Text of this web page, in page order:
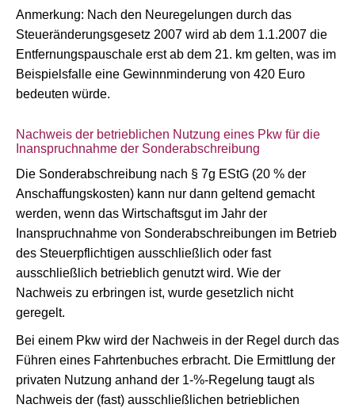
Anmerkung: Nach den Neuregelungen durch das
Steueränderungsgesetz 2007 wird ab dem 1.1.2007 die
Entfernungspauschale erst ab dem 21. km gelten, was im
Beispielsfalle eine Gewinnminderung von 420 Euro
bedeuten würde.
Nachweis der betrieblichen Nutzung eines Pkw für die
Inanspruchnahme der Sonderabschreibung
Die Sonderabschreibung nach § 7g EStG (20 % der
Anschaffungskosten) kann nur dann geltend gemacht
werden, wenn das Wirtschaftsgut im Jahr der
Inanspruchnahme von Sonderabschreibungen im Betrieb
des Steuerpflichtigen ausschließlich oder fast
ausschließlich betrieblich genutzt wird. Wie der
Nachweis zu erbringen ist, wurde gesetzlich nicht
geregelt.
Bei einem Pkw wird der Nachweis in der Regel durch das
Führen eines Fahrtenbuches erbracht. Die Ermittlung der
privaten Nutzung anhand der 1-%-Regelung taugt als
Nachweis der (fast) ausschließlichen betrieblichen